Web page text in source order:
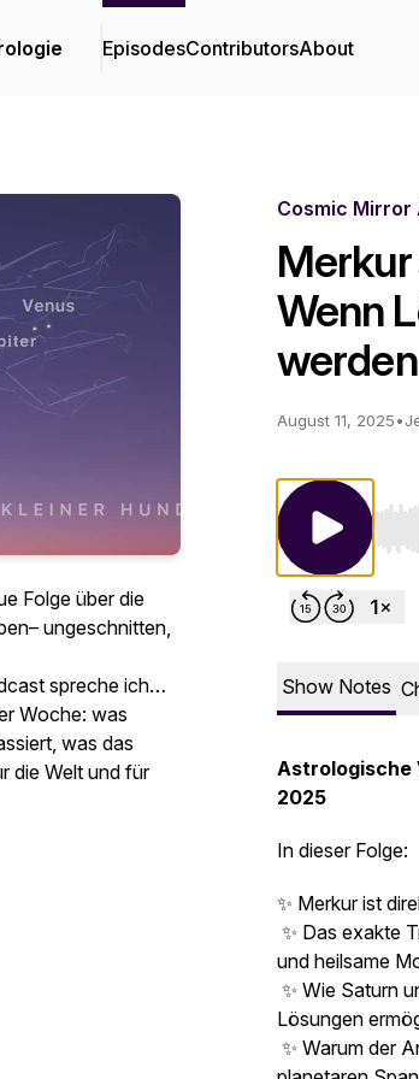
EpisodesContributorsAbout
Folge über die
ungeschnitten,
spreche ich
Woche: was
was das
die Welt und für
sondern
Ich
Cosmic Mirror
Wenn
werden
August 11, 2025•
Use
Show Notes
Astrologische
2025
In dieser Folge:
✨ Merkur ist
✨ Das exakte
und heilsame
✨ Wie Saturn
Lösungen
✨ Warum der